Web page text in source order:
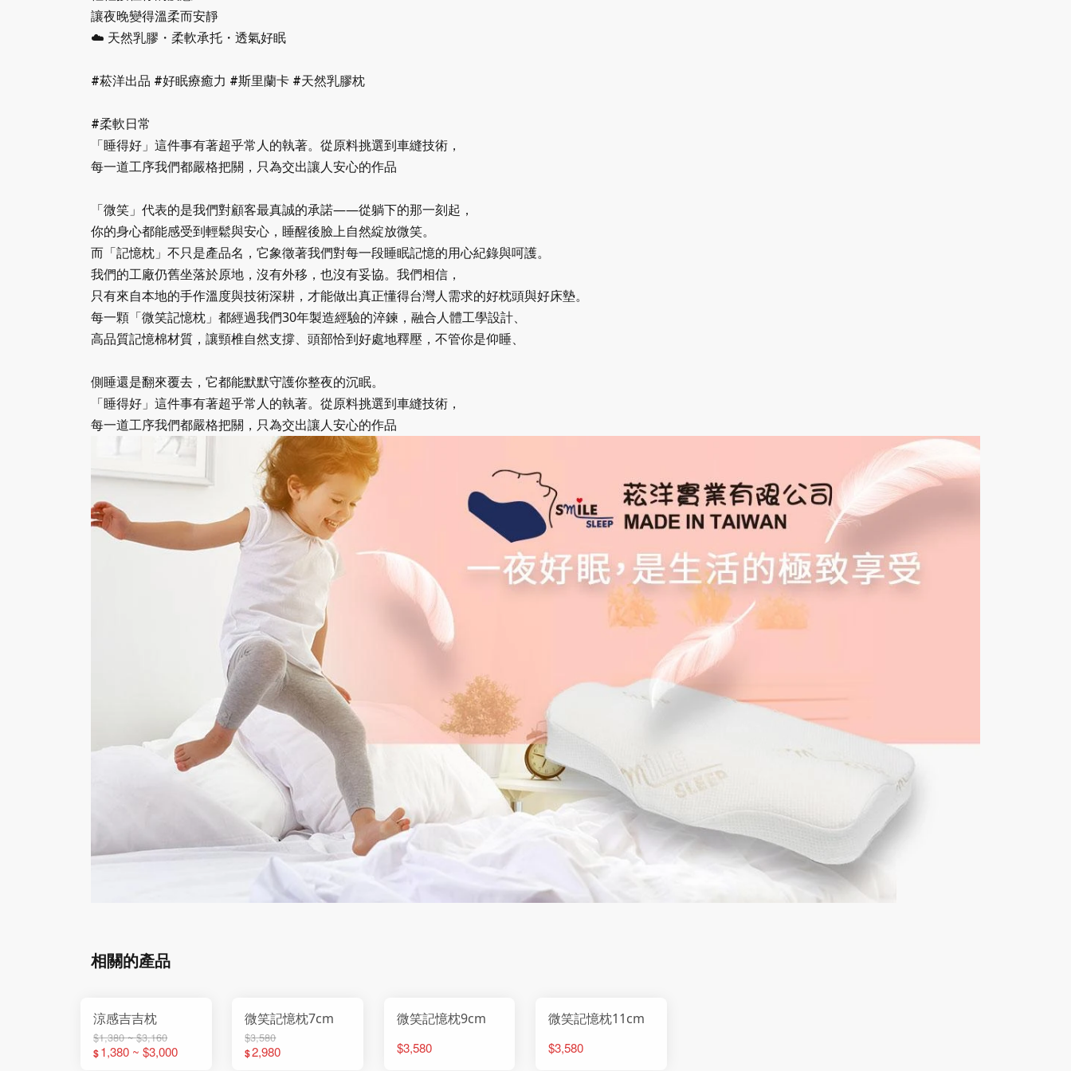
讓夜晚變得溫柔而安靜
☁️ 天然乳膠・柔軟承托・透氣好眠
#菘洋出品 #好眠療癒力 #斯里蘭卡 #天然乳膠枕
#柔軟日常
「睡得好」這件事有著超乎常人的執著。從原料挑選到車縫技術，
每一道工序我們都嚴格把關，只為交出讓人安心的作品
「微笑」代表的是我們對顧客最真誠的承諾——從躺下的那一刻起，
你的身心都能感受到輕鬆與安心，睡醒後臉上自然綻放微笑。
而「記憶枕」不只是產品名，它象徵著我們對每一段睡眠記憶的用心紀錄與呵護。
我們的工廠仍舊坐落於原地，沒有外移，也沒有妥協。我們相信，
只有來自本地的手作溫度與技術深耕，才能做出真正懂得台灣人需求的好枕頭與好床墊。
每一顆「微笑記憶枕」都經過我們30年製造經驗的淬鍊，融合人體工學設計、
高品質記憶棉材質，讓頸椎自然支撐、頭部恰到好處地釋壓，不管你是仰睡、
側睡還是翻來覆去，它都能默默守護你整夜的沉眠。
「睡得好」這件事有著超乎常人的執著。從原料挑選到車縫技術，
每一道工序我們都嚴格把關，只為交出讓人安心的作品
相關的產品
涼感吉吉枕
$1,380 ~ $3,160
$1,380 ~ $3,000
微笑記憶枕7cm
$3,580
$2,980
微笑記憶枕9cm
$3,580
微笑記憶枕11cm
$3,580